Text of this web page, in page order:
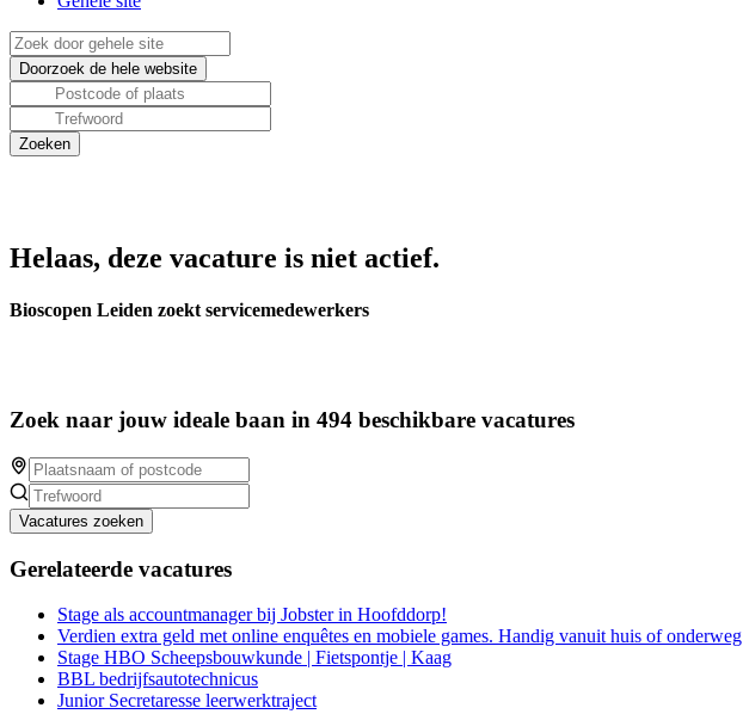
Helaas, deze vacature is niet actief.
Bioscopen Leiden zoekt servicemedewerkers
Zoek naar jouw ideale baan in 494 beschikbare vacatures
Vacatures zoeken
Gerelateerde vacatures
Stage als accountmanager bij Jobster in Hoofddorp!
Verdien extra geld met online enquêtes en mobiele games. Handig vanuit huis of onderweg
Stage HBO Scheepsbouwkunde | Fietspontje | Kaag
BBL bedrijfsautotechnicus
Junior Secretaresse leerwerktraject